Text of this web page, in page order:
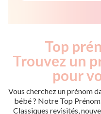
Top
Trouvez un
pour
Vous cherchez un prénom
bébé ? Notre Top
Classiques revisités,